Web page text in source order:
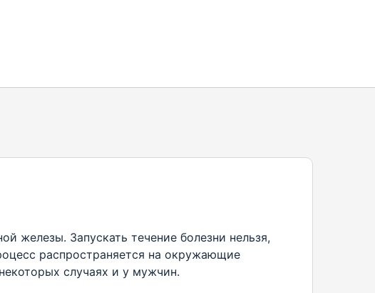
железы. Запускать течение болезни нельзя,
распространяется на окружающие
случаях и у мужчин.